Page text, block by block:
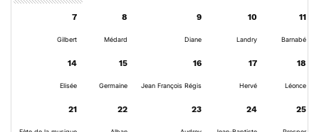
7
Gilbert
8
Médard
9
Diane
10
Landry
11
Barnabé
14
Elisée
15
Germaine
16
Jean François Régis
17
Hervé
18
Léonce
21 22 23 24 25